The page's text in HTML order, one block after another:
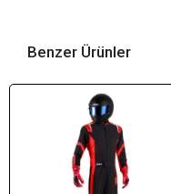
Benzer Ürünler